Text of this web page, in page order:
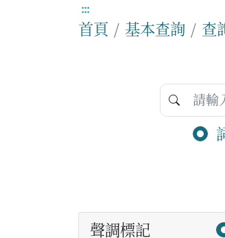
:::
首頁 基本查詢 查
聲調標記